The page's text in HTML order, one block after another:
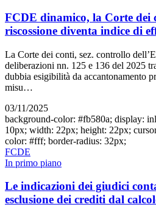
FCDE dinamico, la Corte dei
riscossione diventa indice di
La Corte dei conti, sez. controllo
deliberazioni nn. 125 e 136 del 2025
dubbia esigibilità da accantonamento
misu…
03/11/2025
background-color: #fb580a; display:
10px; width: 22px; height: 22px;
color: #fff; border-radius: 32px;
FCDE
In primo piano
Le indicazioni dei giudici
esclusione dei crediti dal